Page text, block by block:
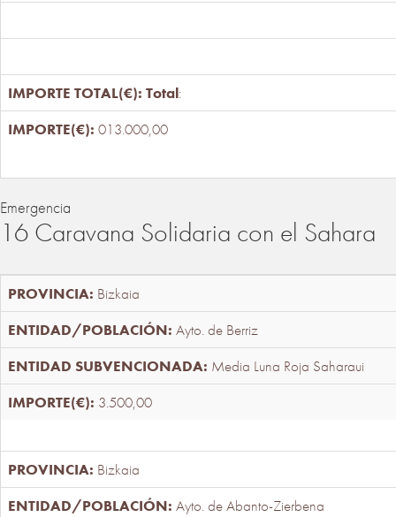
Total:
013.000,00
Emergencia
16 Caravana Solidaria con el Sahara
Bizkaia
Ayto. de Berriz
Media Luna Roja Saharaui
3.500,00
Bizkaia
Ayto. de Abanto-Zierbena